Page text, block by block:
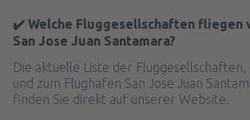
✔️ Welche Fluggesellschaften fliegen
San Jose Juan Santamara?
Die aktuelle Liste der Fluggesellschaften,
und zum Flughafen San Jose Juan
finden Sie direkt auf unserer Website.